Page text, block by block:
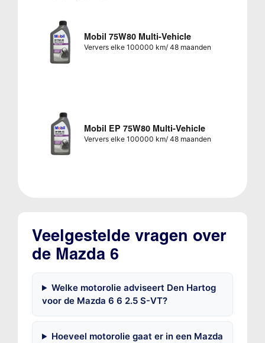
Mobil 75W80 Multi-Vehicle
Ververs elke 100000 km/ 48 maanden
Mobil EP 75W80 Multi-Vehicle
Ververs elke 100000 km/ 48 maanden
Veelgestelde vragen over
de Mazda 6
Welke motorolie adviseert Den Hartog
voor de Mazda 6 6 2.5 S-VT?
Hoeveel motorolie gaat er in een Mazda